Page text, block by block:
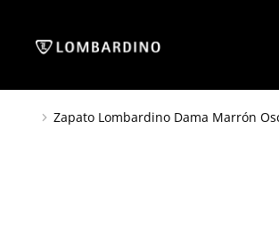
You are here:
Zapato Lombardino Dama Marrón